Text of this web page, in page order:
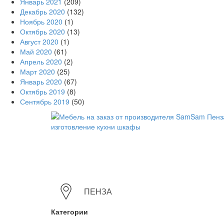
Декабрь 2020 (132)
Ноябрь 2020 (1)
Октябрь 2020 (13)
Август 2020 (1)
Май 2020 (61)
Апрель 2020 (2)
Март 2020 (25)
Январь 2020 (67)
Октябрь 2019 (8)
Сентябрь 2019 (50)
ПЕНЗА
Категории